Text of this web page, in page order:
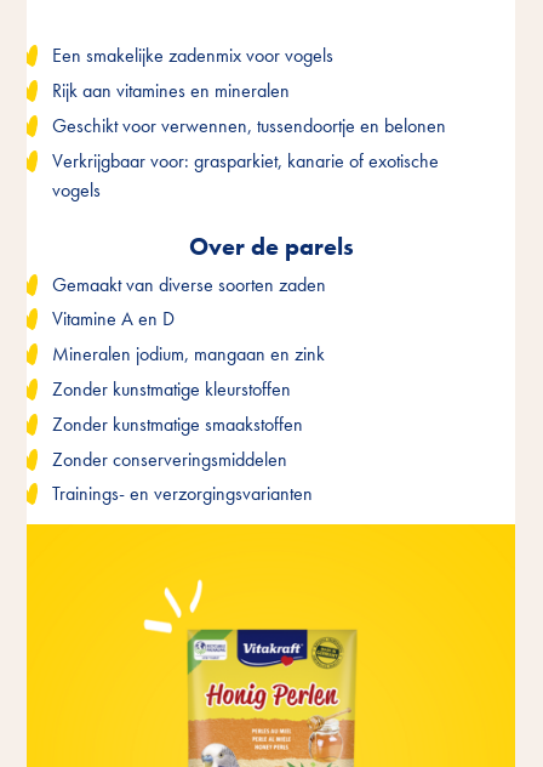
Een smakelijke zadenmix voor vogels
Rijk aan vitamines en mineralen
Geschikt voor verwennen, tussendoortje en belonen
Verkrijgbaar voor: grasparkiet, kanarie of exotische
vogels
Over de parels
Gemaakt van diverse soorten zaden
Vitamine A en D
Mineralen jodium, mangaan en zink
Zonder kunstmatige kleurstoffen
Zonder kunstmatige smaakstoffen
Zonder conserveringsmiddelen
Trainings- en verzorgingsvarianten
Een smakelijke zadenmix voor vogels
Rijk aan vitamines en mineralen
Geschikt voor verwennen, tussendoortje en belonen
Verkrijgbaar voor: grasparkiet, kanarie of exotische
vogels
Over de parels
Gemaakt van diverse soorten zaden
Vitamine A en D
Mineralen jodium, mangaan en zink
Zonder kunstmatige kleurstoffen
Zonder kunstmatige smaakstoffen
Zonder conserveringsmiddelen
Trainings- en verzorgingsvarianten
Een smakelijke zadenmix voor vogels
Rijk aan vitamines en mineralen
Geschikt voor verwennen, tussendoortje en belonen
Verkrijgbaar voor: grasparkiet, kanarie of exotische
vogels
Over de parels
Gemaakt van diverse soorten zaden
Vitamine A en D
Mineralen jodium, mangaan en zink
Zonder kunstmatige kleurstoffen
Zonder kunstmatige smaakstoffen
Zonder conserveringsmiddelen
Trainings- en verzorgingsvarianten